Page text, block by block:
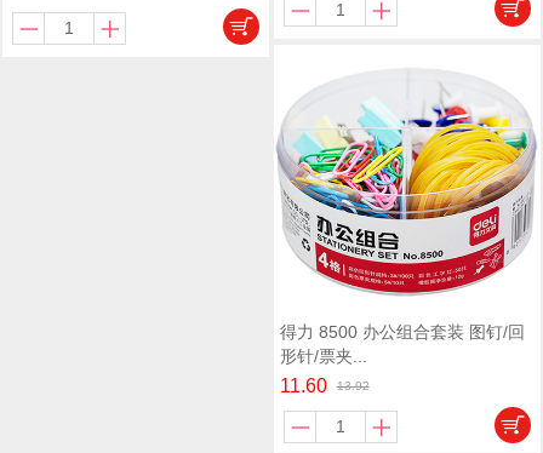
得力 8500 办公组合套装 图钉/回
形针/票夹...
11.60 13.92